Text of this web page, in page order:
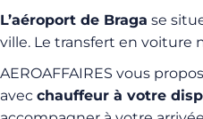
L’aéroport de Braga se
ville. Le transfert en voiture
AEROAFFAIRES vous
avec chauffeur à votre